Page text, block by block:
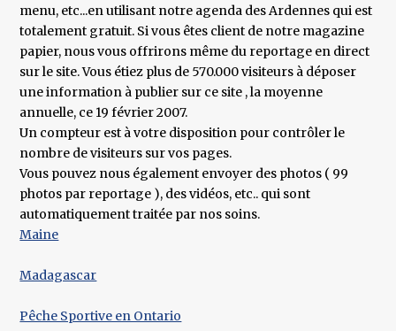
menu, etc...en utilisant notre agenda des Ardennes qui est
totalement gratuit. Si vous êtes client de notre magazine
papier, nous vous offrirons même du reportage en direct
sur le site. Vous étiez plus de 570.000 visiteurs à déposer
une information à publier sur ce site , la moyenne
annuelle, ce 19 février 2007.
Un compteur est à votre disposition pour contrôler le
nombre de visiteurs sur vos pages.
Vous pouvez nous également envoyer des photos ( 99
photos par reportage ), des vidéos, etc.. qui sont
automatiquement traitée par nos soins.
Maine
Madagascar
Pêche Sportive en Ontario